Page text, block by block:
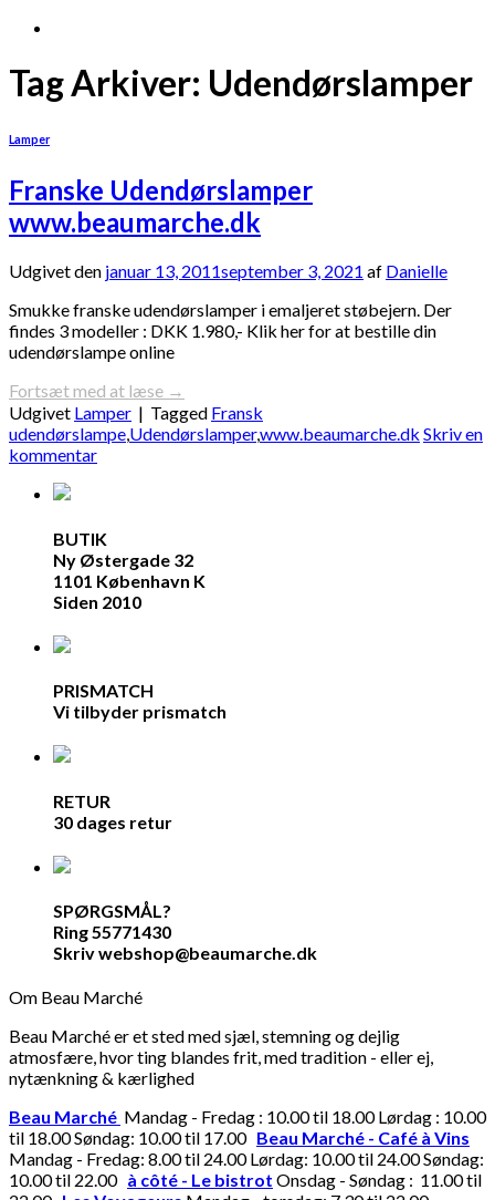
Tag Arkiver: Udendørslamper
Lamper
Franske Udendørslamper
www.beaumarche.dk
Udgivet den januar 13, 2011september 3, 2021 af Danielle
Smukke franske udendørslamper i emaljeret støbejern. Der
findes 3 modeller : DKK 1.980,- Klik her for at bestille din
udendørslampe online
Fortsæt med at læse →
Udgivet Lamper | Tagged Fransk
udendørslampe,Udendørslamper,www.beaumarche.dk Skriv en
kommentar
BUTIK
Ny Østergade 32
1101 København K
Siden 2010
PRISMATCH
Vi tilbyder prismatch
RETUR
30 dages retur
SPØRGSMÅL?
Ring 55771430
Skriv webshop@beaumarche.dk
Om Beau Marché
Beau Marché er et sted med sjæl, stemning og dejlig
atmosfære, hvor ting blandes frit, med tradition - eller ej,
nytænkning & kærlighed
Beau Marché Mandag - Fredag : 10.00 til 18.00 Lørdag : 10.00
til 18.00 Søndag: 10.00 til 17.00 Beau Marché - Café à Vins
Mandag - Fredag: 8.00 til 24.00 Lørdag: 10.00 til 24.00 Søndag:
10.00 til 22.00 à côté - Le bistrot Onsdag - Søndag : 11.00 til